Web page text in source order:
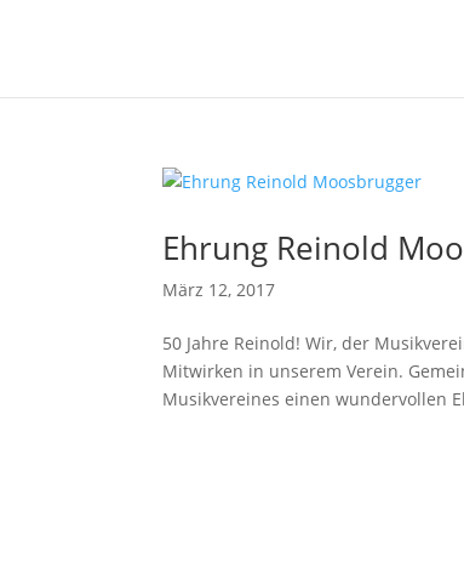
Ehrung Reinold
März 12, 2017
50 Jahre Reinold! Wir, der
Mitwirken in unserem Verein.
Musikvereines einen wundervollen